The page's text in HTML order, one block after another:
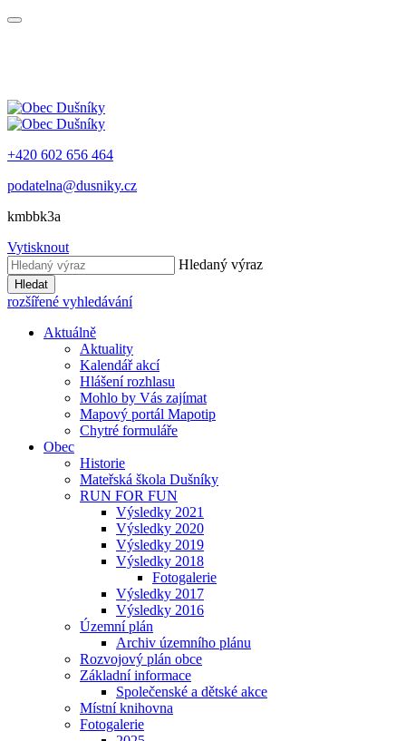
+420 602 656 464
podatelna@dusniky.cz
kmbbk3a
Vytisknout
Hledaný výraz
Hledat
rozšířené vyhledávání
Aktuálně
Aktuality
Kalendář akcí
Hlášení rozhlasu
Mohlo by Vás zajímat
Mapový portál Mapotip
Chytré formuláře
Obec
Historie
Mateřská škola Dušníky
RUN FOR FUN
Výsledky 2021
Výsledky 2020
Výsledky 2019
Výsledky 2018
Fotogalerie
Výsledky 2017
Výsledky 2016
Územní plán
Archiv územního plánu
Rozvojový plán obce
Základní informace
Společenské a dětské akce
Místní knihovna
Fotogalerie